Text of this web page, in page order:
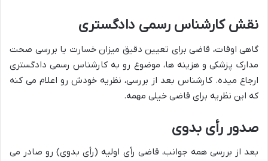
نقش کارشناس رسمی دادگستری
گاهی اوقات، قاضی برای تعیین دقیق میزان خسارت یا بررسی صحت
مدارک پزشکی و هزینه ها، موضوع رو به کارشناس رسمی دادگستری
ارجاع میده. کارشناس بعد از بررسی، نظریه خودش رو اعلام می کنه
که این نظریه برای قاضی خیلی مهمه.
صدور رأی بدوی
بعد از بررسی همه جوانب، قاضی رأی اولیه (رأی بدوی) رو صادر می